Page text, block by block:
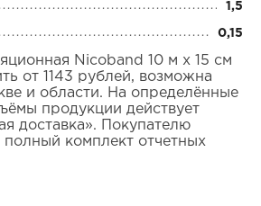
1,5
0,15
Nicoband 10 м х 15 см
от 1143 рублей, возможна
и области. На определённые
продукции действует
доставка». Покупателю
полный комплект отчетных